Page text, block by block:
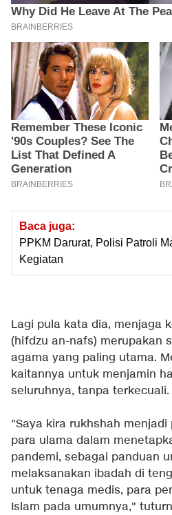
Baca juga:
PPKM Darurat, Polisi Patroli
Kegiatan
Lagi pula kata dia, menjaga
(hifdzu an-nafs) merupakan
agama yang paling utama.
kaitannya untuk menjamin
seluruhnya, tanpa terkecuali.
"Saya kira rukhshah
para ulama dalam
pandemi, sebagai panduan
melaksanakan ibadah di
untuk tenaga medis, para
Islam pada umumnya,"